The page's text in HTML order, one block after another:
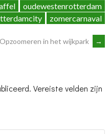
oudewestenrotterdam
zomercarnaval
Opzoomeren in het wijkpark →
Vereiste velden zijn